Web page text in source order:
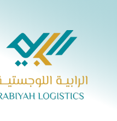
content